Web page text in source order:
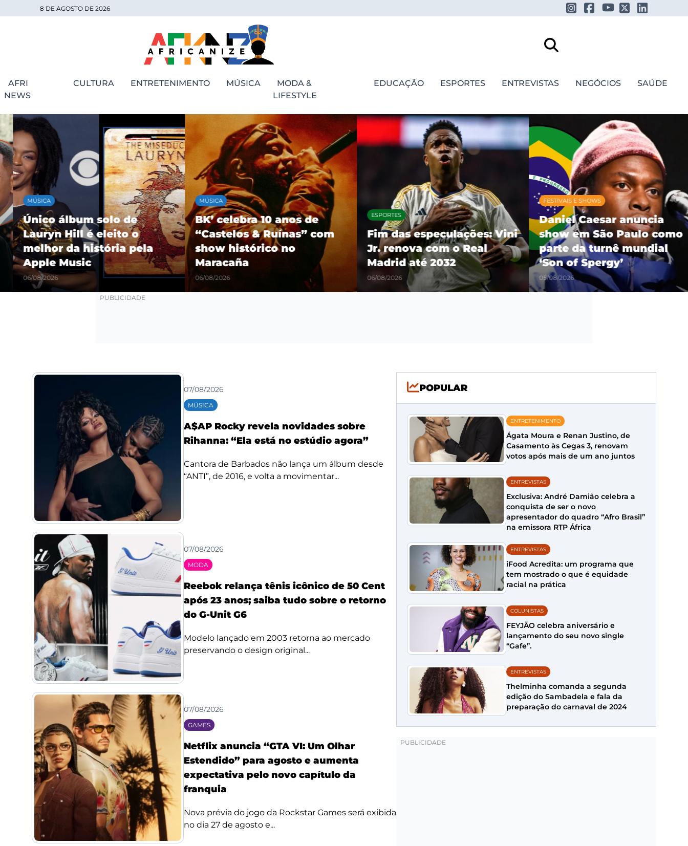
8 DE AGOSTO DE 2026
AFRI
NEWS
CULTURA ENTRETENIMENTO MÚSICA
MODA &
LIFESTYLE
EDUCAÇÃO ESPORTES ENTREVISTAS NEGÓCIOS SAÚDE
MÚSICA
Único álbum solo de
Lauryn Hill é eleito o
melhor da história pela
Apple Music
06/08/2026
MÚSICA
BK’ celebra 10 anos de
“Castelos & Ruínas” com
show histórico no
Maracaña
06/08/2026
ESPORTES
Fim das especulações: Vini
Jr. renova com o Real
Madrid até 2032
06/08/2026
FESTIVAIS E SHOWS
Daniel Caesar anuncia
show em São Paulo como
parte da turnê mundial
‘Son of Spergy’
05/08/2026
07/08/2026
MÚSICA
A$AP Rocky revela novidades sobre
Rihanna: “Ela está no estúdio agora”
Cantora de Barbados não lança um álbum desde
“ANTI”, de 2016, e volta a movimentar...
07/08/2026
MODA
Reebok relança tênis icônico de 50 Cent
após 23 anos; saiba tudo sobre o retorno
do G-Unit G6
Modelo lançado em 2003 retorna ao mercado
preservando o design original...
07/08/2026
GAMES
Netflix anuncia “GTA VI: Um Olhar
Estendido” para agosto e aumenta
expectativa pelo novo capítulo da
franquia
Nova prévia do jogo da Rockstar Games será exibida
no dia 27 de agosto e...
POPULAR
ENTRETENIMENTO
Ágata Moura e Renan Justino, de
Casamento às Cegas 3, renovam
votos após mais de um ano juntos
ENTREVISTAS
Exclusiva: André Damião celebra a
conquista de ser o novo
apresentador do quadro “Afro Brasil”
na emissora RTP África
ENTREVISTAS
iFood Acredita: um programa que
tem mostrado o que é equidade
racial na prática
COLUNISTAS
FEYJÃO celebra aniversário e
lançamento do seu novo single
“Gafe”.
ENTREVISTAS
Thelminha comanda a segunda
edição do Sambadela e fala da
preparação do carnaval de 2024